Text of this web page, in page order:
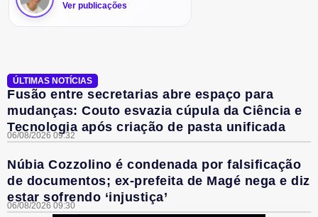
Ver publicações
ÚLTIMAS NOTÍCIAS
Fusão entre secretarias abre espaço para
mudanças: Couto esvazia cúpula da Ciência e
Tecnologia após criação de pasta unificada
06/08/2026 09:32
Núbia Cozzolino é condenada por falsificação
de documentos; ex-prefeita de Magé nega e diz
estar sofrendo ‘injustiça’
06/08/2026 09:30